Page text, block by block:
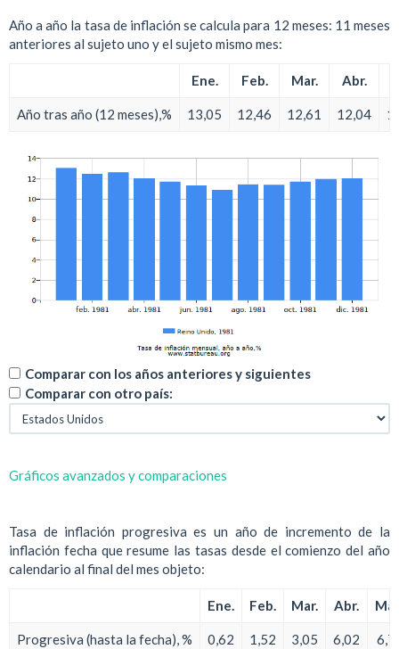
Año a año la tasa de inflación se calcula para 12 meses: 11 meses
anteriores al sujeto uno y el sujeto mismo mes:
Ene. Feb. Mar. Abr.
Año tras año (12 meses),% 13,05 12,46 12,61 12,04
Comparar con los años anteriores y siguientes
Comparar con otro país:
Gráficos avanzados y comparaciones
Tasa de inflación progresiva es un año de incremento de la
inflación fecha que resume las tasas desde el comienzo del año
calendario al final del mes objeto:
Ene. Feb. Mar. Abr.
Progresiva (hasta la fecha), % 0,62 1,52 3,05 6,02